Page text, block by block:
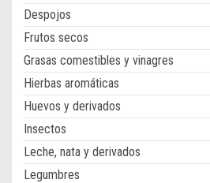
Despojos
Frutos secos
Grasas comestibles y vinagres
Hierbas aromáticas
Huevos y derivados
Insectos
Leche, nata y derivados
Legumbres